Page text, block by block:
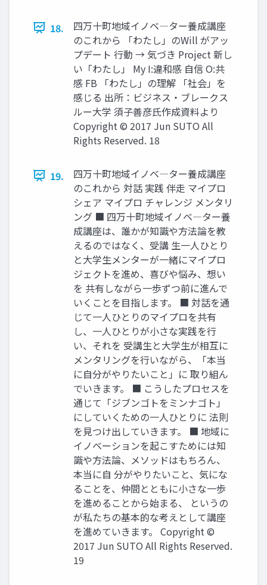
18.
四万十町地域イノベ―ター養成講座
のこれから 「わたし」のWill がアッ
プデート 行動 → 気づき Project 新し
い「わたし」 My I:違和感 自信 O:共
感 FB 「わたし」の理解 「社会」を
感じる 出所：ビジネス・ブレークス
ルー大学 須子善彦氏作成資料より
Copyright © 2017 Jun SUTO All
Rights Reserved. 18
19.
四万十町地域イノベ―ター養成講座
のこれから 対話 実践 伴走 マイプロ
シェア マイプロ チャレンジ メンタリ
ング ■ 四万十町地域イノベ―ター養
成講座は、誰かが知識や方法論を教
えるのではなく、受講 生一人ひとり
と大学生メンターが一緒にマイプロ
ジェクトを進め、喜びや悩み、想い
を 共有しながら一歩ずつ前に進んで
いくことを目指します。 ■ 対話を通
じて一人ひとりのマイプロを共有
し、一人ひとりが小さな実践を行
い、それを 受講生と大学生が相互に
メンタリングを行いながら、「本当
に自分がやりたいこと」に 取り組ん
でいきます。 ■ こうしたプロセスを
通じて「ジブンゴトをミンナゴト」
にしていくための一人ひとりに 法則
を見つけ出していきます。 ■ 地域に
イノベーションを起こすためには知
識や方法論、メソッドはもちろん、
本当に自 分がやりたいこと、気にな
ることを、仲間とともに小さな一歩
を進めることから始まる、 というの
が私たちの基本的な考えとして講座
を進めていきます。 Copyright ©
2017 Jun SUTO All Rights Reserved.
19